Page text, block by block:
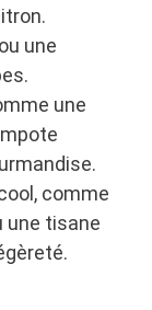
une
une
comme
une tisane